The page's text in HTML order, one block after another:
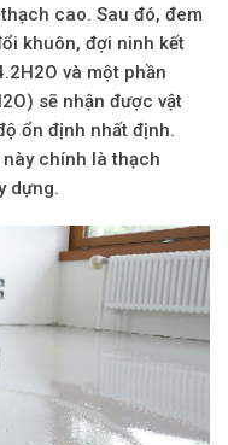
thạch cao. Sau đó, đem
khuôn, đợi ninh kết
và một phần
sẽ nhận được vật
ổn định nhất định.
này chính làthạch
dựng.